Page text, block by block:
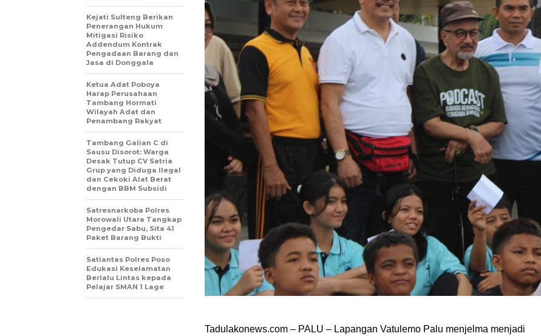
Tadulakonews.com – PALU – Lapangan Vatulemo Palu menjelma menjadi
Kejati Sulteng Berikan
Penerangan Hukum
Mitigasi Risiko
Addendum Kontrak
Pengadaan Barang dan
Jasa di Donggala
Ketua Adat Poboya
Harap Perusahaan
Tambang Hormati
Wilayah Adat dan
Penambang Rakyat
Tambang Galian C di
Sausu Disorot: Warga
Desak Tutup CV Satria
Grup yang Diduga Ilegal
dan Cekoki Alat Berat
dengan BBM Subsidi
Satresnarkoba Polres
Morowali Utara Tangkap
Pengedar Sabu, Sita 41
Paket Barang Bukti
Satlantas Polres Poso
Edukasi Keselamatan
Berlalu Lintas kepada
Pelajar SMAN 1 Lage